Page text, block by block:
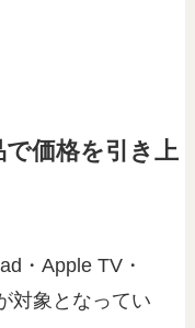
価格を引き上
・Apple TV・
対象となってい